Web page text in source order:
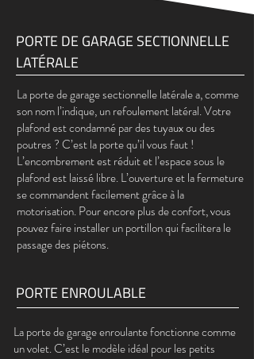
La porte de garage sectionnelle latérale a, comme
son nom l’indique, un refoulement latéral. Votre
plafond est condamné par des tuyaux ou des
poutres ? C’est la porte qu’il vous faut !
L’encombrement est réduit et l’espace sous le
plafond est laissé libre. L’ouverture et la fermeture
se commandent facilement grâce à la
motorisation. Pour encore plus de confort, vous
pouvez faire installer un portillon qui facilitera le
passage des piétons.
PORTE ENROULABLE
La porte de garage enroulante fonctionne comme
un volet. C’est le modèle idéal pour les petits
PORTE DE GARAGE SECTIONNELLE
LATÉRALE